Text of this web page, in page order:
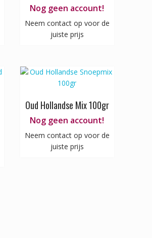
Nog geen account!
Neem contact op voor de
juiste prijs
Oud Hollandse Mix 100gr
Nog geen account!
Neem contact op voor de
juiste prijs